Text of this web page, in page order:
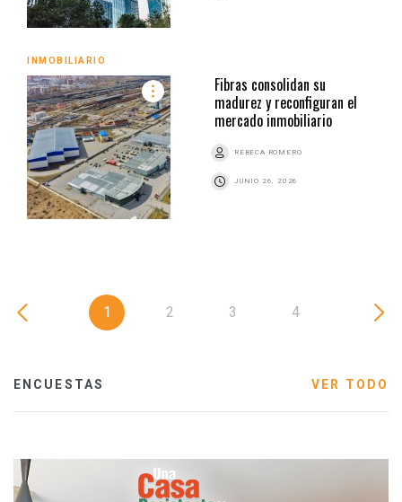
INMOBILIARIO
Fibras consolidan su
madurez y reconfiguran el
mercado inmobiliario
REBECA ROMERO
JUNIO 26, 2026
1 2 3 4
ENCUESTAS VER TODO